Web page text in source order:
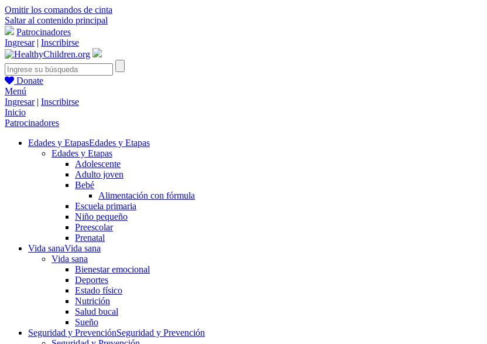
Omitir los comandos de cinta
Saltar al contenido principal
Patrocinadores
Ingresar| Inscribirse
Donate
Menú
Ingresar| Inscribirse
Inicio
Patrocinadores
Edades y EtapasEdades y Etapas
Edades y Etapas
Adolescente
Adulto joven
Bebé
Alimentación con fórmula
Escuela primaria
Niño pequeño
Preescolar
Prenatal
Vida sanaVida sana
Vida sana
Bienestar emocional
Deportes
Estado físico
Nutrición
Salud bucal
Sueño
Seguridad y PrevenciónSeguridad y Prevención